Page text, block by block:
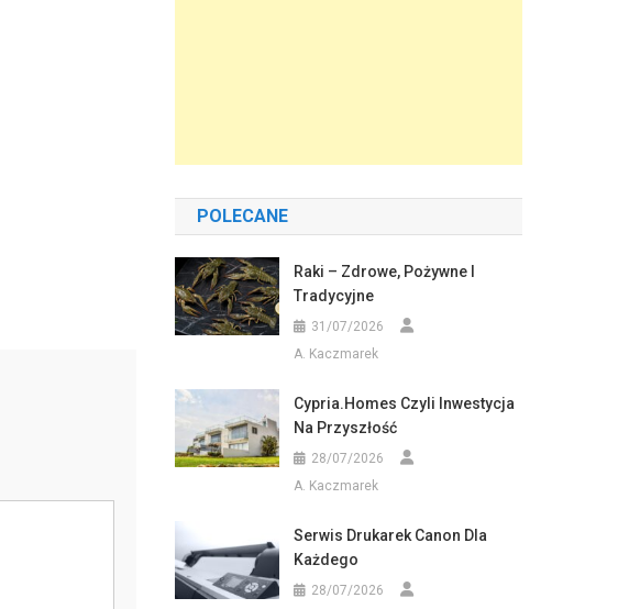
POLECANE
Raki – Zdrowe, Pożywne I
Tradycyjne
31/07/2026
A. Kaczmarek
Cypria.homes Czyli Inwestycja
Na Przyszłość
28/07/2026
A. Kaczmarek
Serwis Drukarek Canon Dla
Każdego
28/07/2026